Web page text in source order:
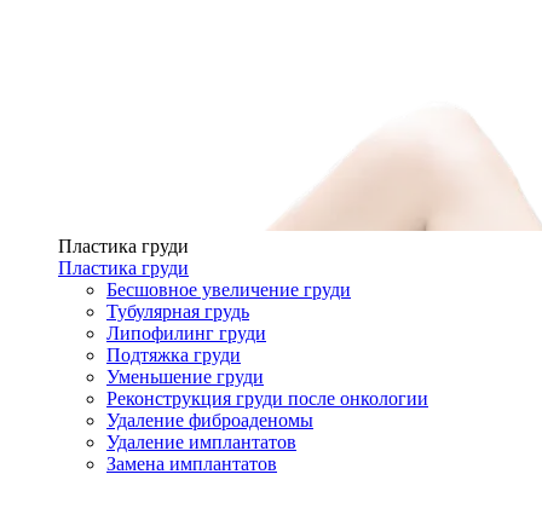
Пластика груди
Пластика груди
Бесшовное увеличение груди
Тубулярная грудь
Липофилинг груди
Подтяжка груди
Уменьшение груди
Реконструкция груди после онкологии
Удаление фиброаденомы
Удаление имплантатов
Замена имплантатов